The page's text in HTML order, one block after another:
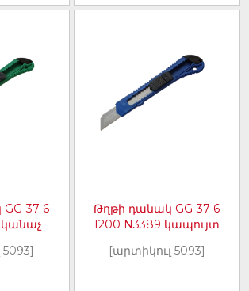
37-6
կանաչ
Թղթի դանակ GG-37-6
1200 N3389 կապույտ
[արտիկուլ 5093]